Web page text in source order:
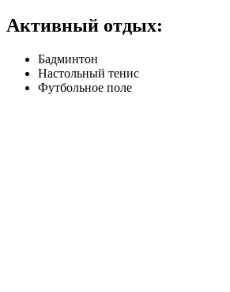
Активный отдых:
Бадминтон
Настольный тенис
Футбольное поле